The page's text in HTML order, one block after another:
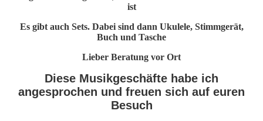
ist
Es gibt auch Sets. Dabei sind dann Ukulele, Stimmgerät,
Buch und Tasche
Lieber Beratung vor Ort
Diese Musikgeschäfte habe ich
angesprochen und freuen sich auf euren
Besuch